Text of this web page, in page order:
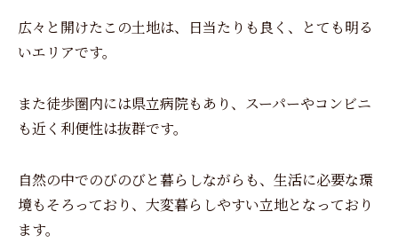
広々と開けたこの土地は、日当たりも良く、とても明る
いエリアです。
また徒歩圏内には県立病院もあり、スーパーやコンビニ
も近く利便性は抜群です。
自然の中でのびのびと暮らしながらも、生活に必要な環
境もそろっており、大変暮らしやすい立地となっており
ます。